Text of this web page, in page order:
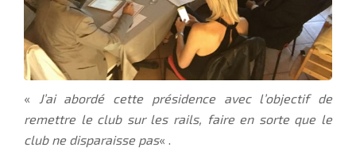
«
J’ai abordé cette présidence avec l’objectif de
remettre le club sur les rails, faire en sorte que le
club ne disparaisse pas« .